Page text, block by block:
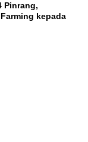
Pinrang,
kepada